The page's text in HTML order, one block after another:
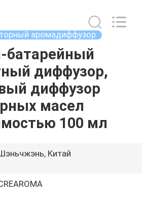
аромадиффузор
батарейный
диффузор,
диффузор
масел
100 мл
Китай